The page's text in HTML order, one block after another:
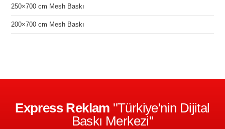
250×700 cm Mesh Baskı
200×700 cm Mesh Baskı
Express Reklam ''Türkiye'nin Dijital
Baskı Merkezi''